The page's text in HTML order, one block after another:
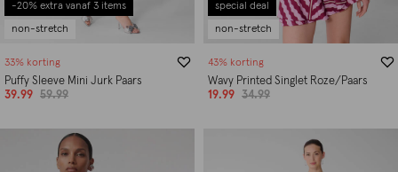
-20% extra vanaf 3 items
non-stretch
33% korting
Puffy Sleeve Mini Jurk Paars
39.99
59.99
special deal
non-stretch
43% korting
Wavy Printed Singlet Roze/Paars
19.99
34.99